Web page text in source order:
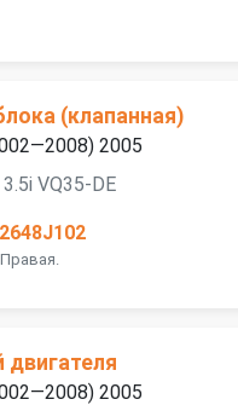
(клапанная)
2005
VQ35-DE
2005